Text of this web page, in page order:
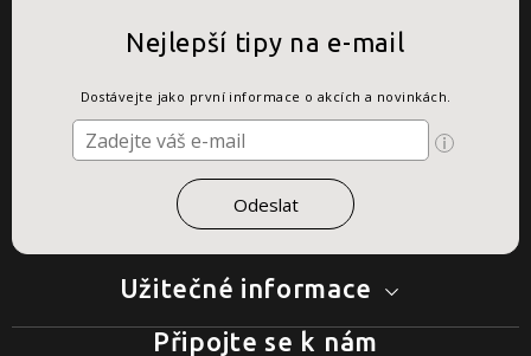
Užitečné informace
Nejlepší tipy na e-mail
Dostávejte jako první informace o akcích a novinkách.
Připojte se k nám